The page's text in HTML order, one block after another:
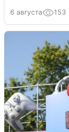
6 августа 153